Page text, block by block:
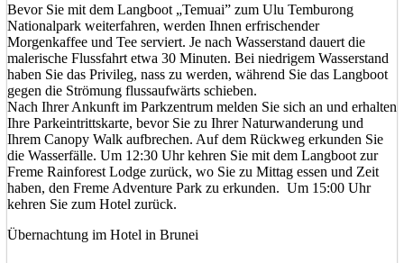
Bevor Sie mit dem Langboot „Temuai” zum Ulu Temburong
Nationalpark weiterfahren, werden Ihnen erfrischender
Morgenkaffee und Tee serviert. Je nach Wasserstand dauert die
malerische Flussfahrt etwa 30 Minuten. Bei niedrigem Wasserstand
haben Sie das Privileg, nass zu werden, während Sie das Langboot
gegen die Strömung flussaufwärts schieben.
Nach Ihrer Ankunft im Parkzentrum melden Sie sich an und erhalten
Ihre Parkeintrittskarte, bevor Sie zu Ihrer Naturwanderung und
Ihrem Canopy Walk aufbrechen. Auf dem Rückweg erkunden Sie
die Wasserfälle. Um 12:30 Uhr kehren Sie mit dem Langboot zur
Freme Rainforest Lodge zurück, wo Sie zu Mittag essen und Zeit
haben, den Freme Adventure Park zu erkunden. Um 15:00 Uhr
kehren Sie zum Hotel zurück.
Übernachtung im Hotel in Brunei